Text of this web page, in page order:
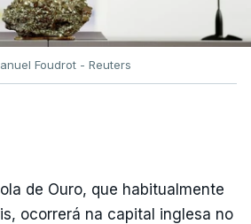
Foudrot - Reuters
de Ouro, que habitualmente
ocorrerá na capital inglesa no